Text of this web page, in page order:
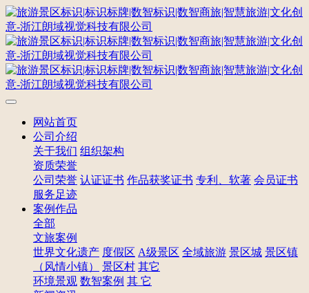
网站首页
公司介绍
关于我们 组织架构
资质荣誉
公司荣誉 认证证书 作品获奖证书 专利、软著 会员证书
服务足迹
案例作品
全部
文旅案例
世界文化遗产 度假区 A级景区 全域旅游 景区城 景区镇
（风情小镇）
景区村 其它
环境景观 数智案例 其 它